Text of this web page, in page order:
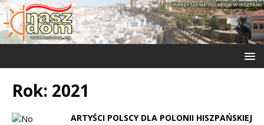
Rok: 2021
ARTYŚCI POLSCY DLA POLONII HISZPAŃSKIEJ